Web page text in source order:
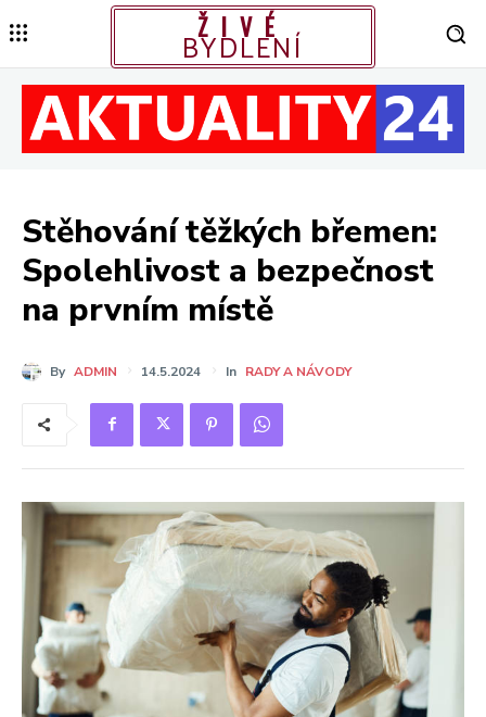
ŽIVÉ
BYDLENÍ
Stěhování těžkých břemen:
Spolehlivost a bezpečnost
na prvním místě
By ADMIN 14.5.2024 In RADY A NÁVODY